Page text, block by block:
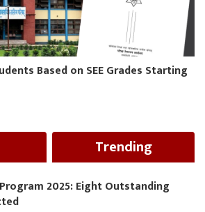
Based on SEE Grades Starting
Trending
2025: Eight Outstanding